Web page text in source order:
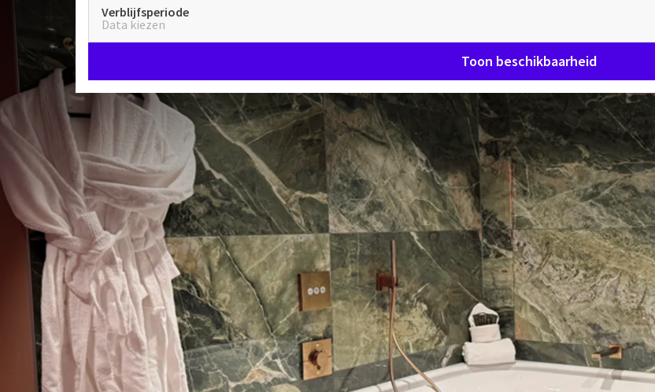
Verblijfsperiode
Data kiezen
Toon beschikbaarheid
Suite Cosy
SUITES
32m²
Kingsizebed Regendouche
Check-in v.a. 14:30 uur Check-uit tot 11:30 uur
Of het nu voor je huwelijksreis is of gewoon voor een moment van ontspanning, onze Cosy Suite staat tot je
beschikking.
Geopend in december 2024.
Naast de standaard uitrusting en de regelbare sfeerverlichting, biedt het een groot bubbelbad voor twee
personen en is uitgerust met :
Een moderne open badkamer met bubbelbad en regendouche
KAMER FACILITEITEN
Kingsizebed
Regendouche
Badjassen
Slippers